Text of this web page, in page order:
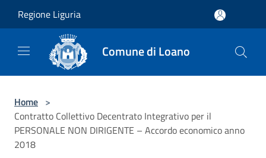
Regione Liguria
Comune di Loano
Home >
Contratto Collettivo Decentrato Integrativo per il
PERSONALE NON DIRIGENTE – Accordo economico anno
2018